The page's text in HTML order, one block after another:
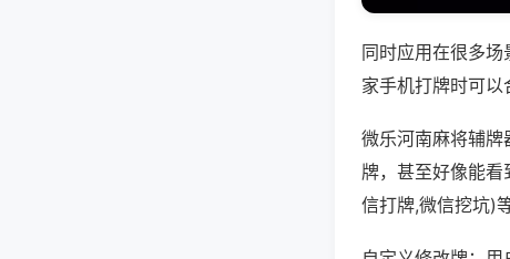
同时应用在很多
家手机打牌时可以
微乐河南麻将辅
牌，甚至好像能
信打牌,微信挖坑)